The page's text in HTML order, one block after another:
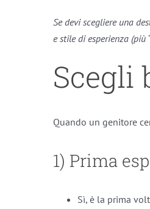
Se devi scegliere una
e stile di esperienza (più
Scegli
Quando un genitore
1) Prima
Sì, è la prima